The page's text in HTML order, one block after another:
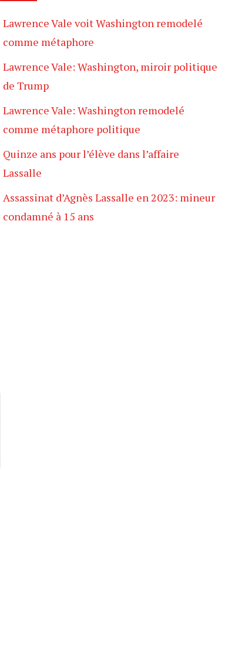
Lawrence Vale voit Washington remodelé
comme métaphore
Lawrence Vale: Washington, miroir politique
de Trump
Lawrence Vale: Washington remodelé
comme métaphore politique
Quinze ans pour l’élève dans l’affaire
Lassalle
Assassinat d’Agnès Lassalle en 2023: mineur
condamné à 15 ans